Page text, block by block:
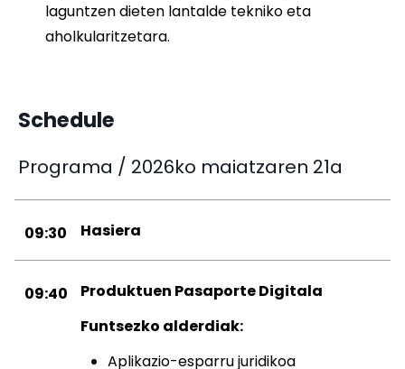
laguntzen dieten lantalde tekniko eta
aholkularitzetara.
Schedule
Programa / 2026ko maiatzaren 21a
09:30 Hasiera
09:40
Produktuen Pasaporte Digitala
Funtsezko alderdiak:
Aplikazio-esparru juridikoa